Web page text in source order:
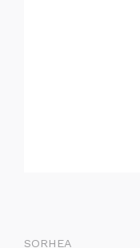
SORHEA